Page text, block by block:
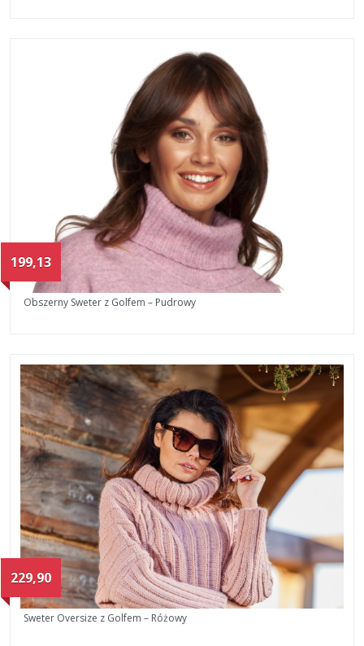
199,13
Obszerny Sweter z Golfem – Pudrowy
229,90
Sweter Oversize z Golfem – Różowy